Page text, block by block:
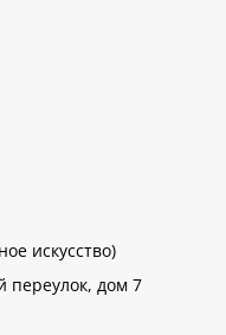
искусство)
переулок, дом 7